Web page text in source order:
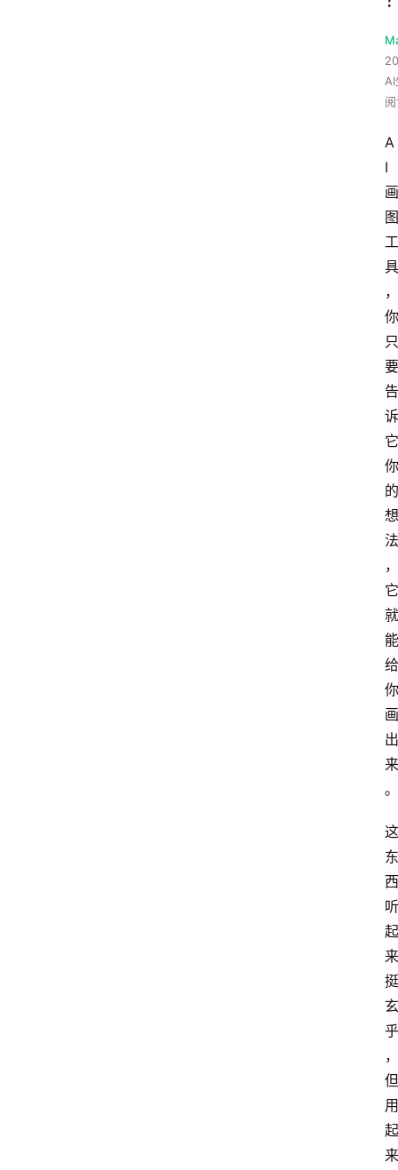
A
I
画
图
工
具
，
你
只
要
告
诉
它
你
的
想
法
，
它
就
能
给
你
画
出
来
。
这
东
西
听
起
来
挺
玄
乎
，
但
用
起
来